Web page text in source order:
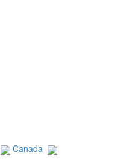
Canada